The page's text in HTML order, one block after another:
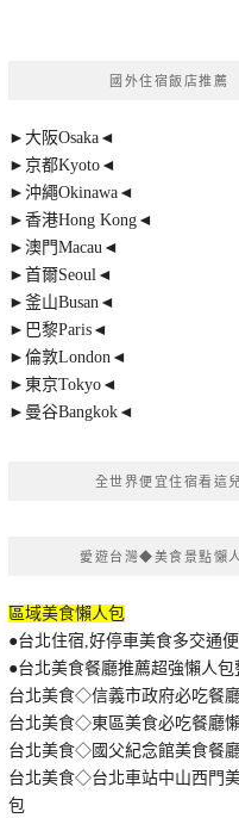
國外住宿飯店推薦
►大阪Osaka◄
►京都Kyoto◄
►沖繩Okinawa◄
►香港Hong Kong◄
►澳門Macau◄
►首爾Seoul◄
►釜山Busan◄
►巴黎Paris◄
►倫敦London◄
►東京Tokyo◄
►曼谷Bangkok◄
全世界便宜住宿看這
愛遊台灣◆美食景點懶
區域美食懶人包
●台北住宿,好停車美食多交通
●台北美食餐廳推薦超強懶人包
台北美食◇信義市政府必吃餐
台北美食◇東區美食必吃餐廳
台北美食◇國父紀念館美食餐
台北美食◇台北車站中山西門
包